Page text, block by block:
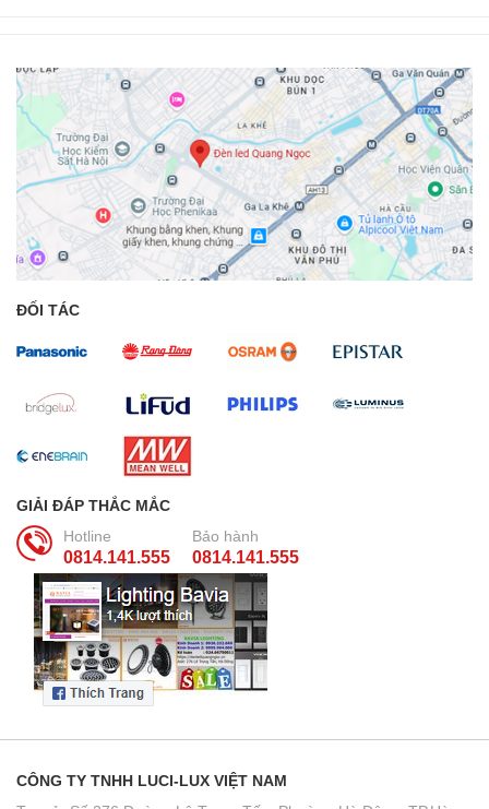
ĐỐI TÁC
GIẢI ĐÁP THẮC MẮC
Hotline
0814.141.555
Bảo hành
0814.141.555
CÔNG TY TNHH LUCI-LUX VIỆT NAM